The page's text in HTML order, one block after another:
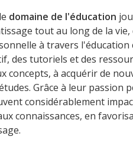
domaine de l'éducation
tout au long de la vie,
à travers
des tutoriels et des
concepts, à acquérir de
Grâce à leur passion
considérablement
connaissances, en